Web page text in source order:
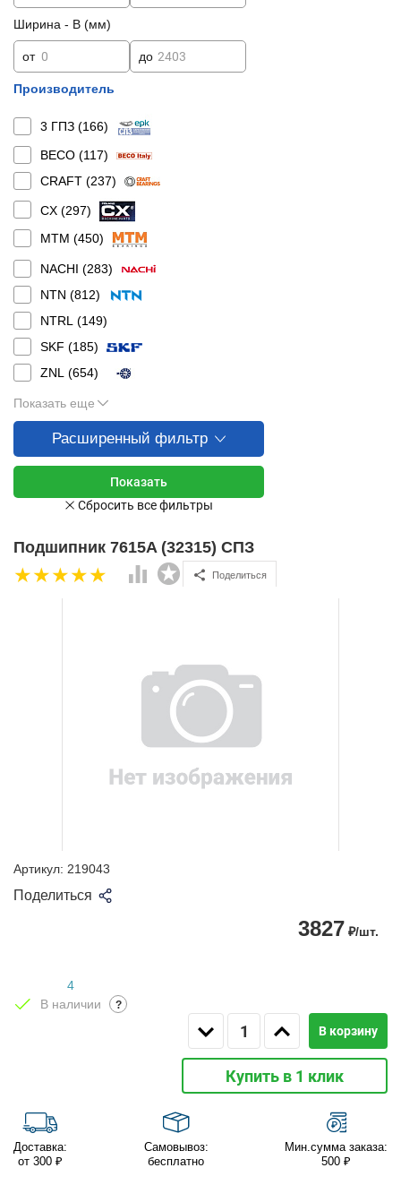
Ширина - B (мм)
от до
Производитель
3 ГПЗ (166)
BECO (117)
CRAFT (237)
CX (297)
MTM (450)
NACHI (283)
NTN (812)
NTRL (149)
SKF (185)
ZNL (654)
Показать еще
Расширенный фильтр
Подшипник 7615A (32315) СПЗ
Поделиться
Артикул: 219043
Поделиться
3827 ₽/шт.
4
В наличии
?
В корзину
Купить в 1 клик
Доставка:
от 300 ₽
Самовывоз:
бесплатно
Мин.сумма заказа:
500 ₽